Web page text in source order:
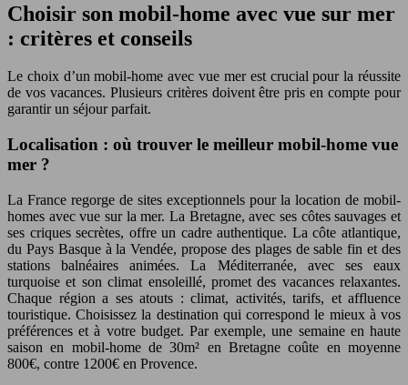
Choisir son mobil-home avec vue sur mer
: critères et conseils
Le choix d’un mobil-home avec vue mer est crucial pour la réussite
de vos vacances. Plusieurs critères doivent être pris en compte pour
garantir un séjour parfait.
Localisation : où trouver le meilleur mobil-home vue
mer ?
La France regorge de sites exceptionnels pour la location de mobil-
homes avec vue sur la mer. La Bretagne, avec ses côtes sauvages et
ses criques secrètes, offre un cadre authentique. La côte atlantique,
du Pays Basque à la Vendée, propose des plages de sable fin et des
stations balnéaires animées. La Méditerranée, avec ses eaux
turquoise et son climat ensoleillé, promet des vacances relaxantes.
Chaque région a ses atouts : climat, activités, tarifs, et affluence
touristique. Choisissez la destination qui correspond le mieux à vos
préférences et à votre budget. Par exemple, une semaine en haute
saison en mobil-home de 30m² en Bretagne coûte en moyenne
800€, contre 1200€ en Provence.